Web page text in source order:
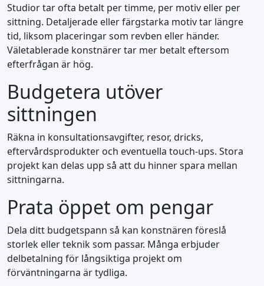
Studior tar ofta betalt per timme, per motiv eller per
sittning. Detaljerade eller färgstarka motiv tar längre
tid, liksom placeringar som revben eller händer.
Väletablerade konstnärer tar mer betalt eftersom
efterfrågan är hög.
Budgetera utöver
sittningen
Räkna in konsultationsavgifter, resor, dricks,
eftervårdsprodukter och eventuella touch-ups. Stora
projekt kan delas upp så att du hinner spara mellan
sittningarna.
Prata öppet om pengar
Dela ditt budgetspann så kan konstnären föreslå
storlek eller teknik som passar. Många erbjuder
delbetalning för långsiktiga projekt om
förväntningarna är tydliga.